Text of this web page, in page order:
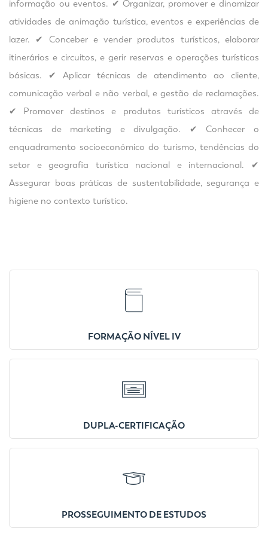
informação ou eventos. ✔ Organizar, promover e dinamizar
atividades de animação turística, eventos e experiências de
lazer. ✔ Conceber e vender produtos turísticos, elaborar
itinerários e circuitos, e gerir reservas e operações turísticas
básicas. ✔ Aplicar técnicas de atendimento ao cliente,
comunicação verbal e não verbal, e gestão de reclamações.
✔ Promover destinos e produtos turísticos através de
técnicas de marketing e divulgação. ✔ Conhecer o
enquadramento socioeconómico do turismo, tendências do
setor e geografia turística nacional e internacional. ✔
Assegurar boas práticas de sustentabilidade, segurança e
higiene no contexto turístico.
FORMAÇÃO NÍVEL IV
DUPLA-CERTIFICAÇÃO
PROSSEGUIMENTO DE ESTUDOS